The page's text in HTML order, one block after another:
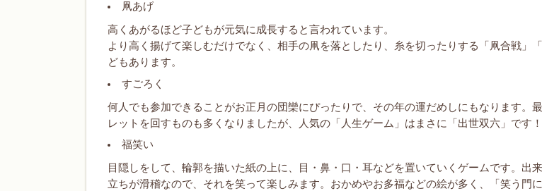
凧あげ
高くあがるほど子どもが元気に成長すると言われています。
より高く揚げて楽しむだけでなく、相手の凧を落としたり、糸を切ったりする「凧合戦」
どもあります。
すごろく
何人でも参加できることがお正月の団欒にぴったりで、その年の運だめしにもなります。
レットを回すものも多くなりましたが、人気の「人生ゲーム」はまさに「出世双六」です！
福笑い
目隠しをして、輪郭を描いた紙の上に、目・鼻・口・耳などを置いていくゲームです。出
立ちが滑稽なので、それを笑って楽しみます。おかめやお多福などの絵が多く、「笑う門に